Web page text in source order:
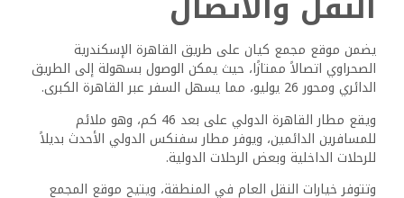
ما متوسط ​​تكلفة إيجار
الوحدة في كمبوند كيان؟
تختلف تكاليف الإيجار في كمبوند كيان حسب حجم الوحدة
ومميزاتها، وتتراوح أسعار الشقق عادة من 8.000 إلى 15.000
جنيه مصري شهريًا.
وقد تتطلب الوحدات الأكبر حجمًا، أو تلك التي تتمتع بإطلالات
متميزة إيجارات أعلى.